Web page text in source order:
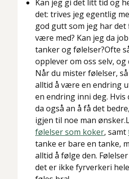
Kan jeg gi det litt tid og
det: trives jeg egentlig
god gutt som jeg har det
være med? Kan jeg da
tanker og følelser?Ofte
opplever om oss selv,
Når du mister følelser,
alltid å være en endring
en endring inni deg.
da også an å få det
igjen til noe man
følelser som koker, samt
tanke er bare en tanke,
alltid å følge den.
det er ikke fyrverkeri